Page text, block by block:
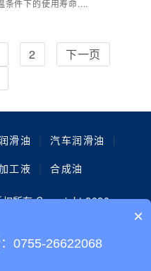
条件下的使用寿命....
2
下一页
滑油 | 汽车润滑油
|
工液 | 合成油
所有 Copyright 2020
5号，(金谷动力科技园) 备
×
0755-26622068